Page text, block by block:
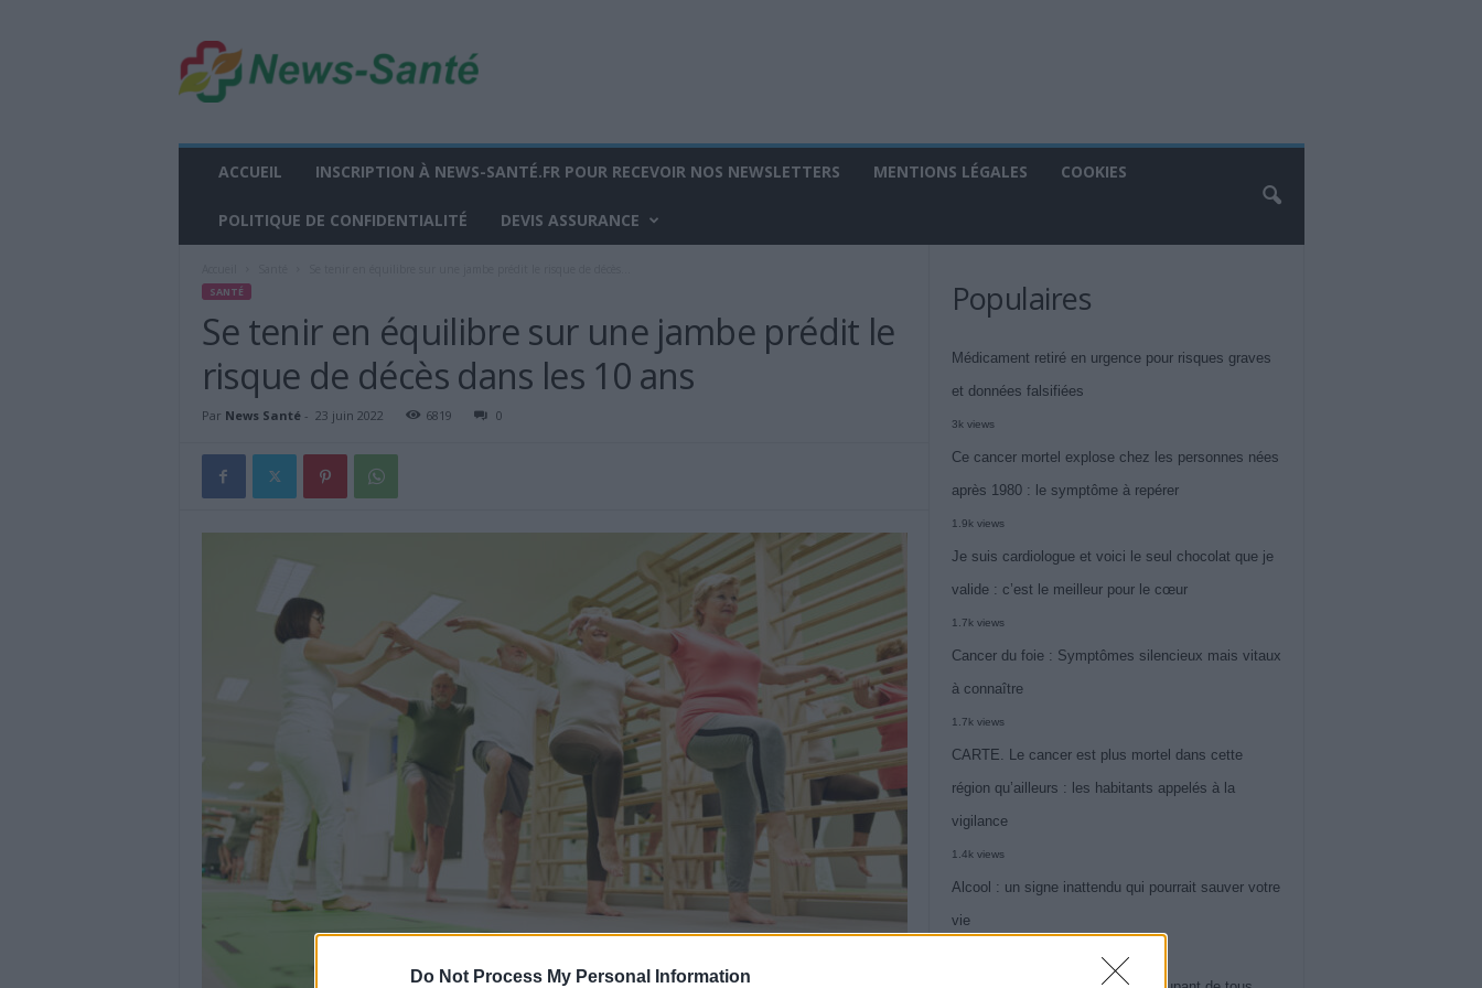
Do Not Process My Personal Information
w
s
ACCUEIL INSCRIPTION À NEWS-SANTÉ.FR POUR RECEVOIR NOS NEWSLETTERS MENTIONS LÉGALES COOKIES
POLITIQUE DE CONFIDENTIALITÉ DEVIS ASSURANCE
SANTÉ
Se tenir en équilibre sur une jambe prédit le
risque de décès dans les 10 ans
Par News Santé- 23 juin 2022 6819 0
Populaires
Médicament retiré en urgence pour risques graves
et données falsifiées
3k views
Ce cancer mortel explose chez les personnes nées
après 1980 : le symptôme à repérer
1.9k views
Je suis cardiologue et voici le seul chocolat que je
valide : c’est le meilleur pour le cœur
1.7k views
Cancer du foie : Symptômes silencieux mais vitaux
à connaître
1.7k views
CARTE. Le cancer est plus mortel dans cette
région qu’ailleurs : les habitants appelés à la
vigilance
1.4k views
Alcool : un signe inattendu qui pourrait sauver votre
vie